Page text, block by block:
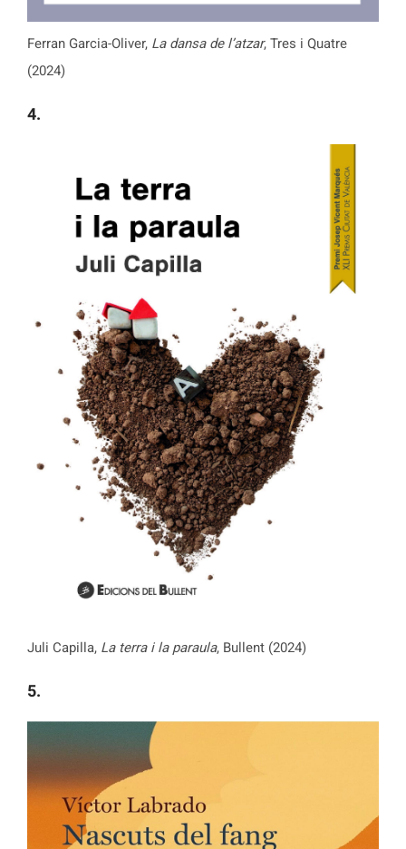
Ferran Garcia-Oliver, La dansa de l’atzar, Tres i Quatre
(2024)
4.
Juli Capilla, La terra i la paraula, Bullent (2024)
5.